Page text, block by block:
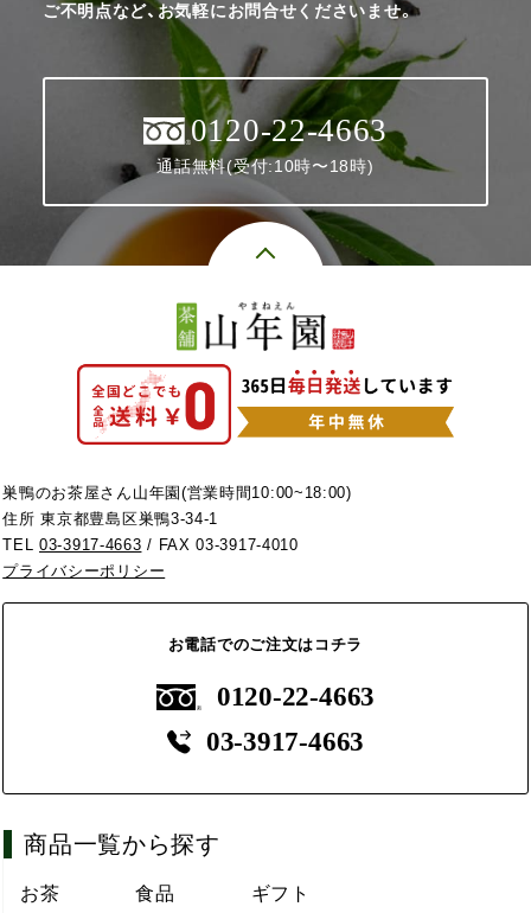
ご不明点など、お気軽にお問合せくださいませ。
0120-22-4663
通話無料(受付:10時〜18時)
巣鴨のお茶屋さん山年園(営業時間10:00~18:00)
住所 東京都豊島区巣鴨3-34-1
TEL03-3917-4663 / FAX 03-3917-4010
プライバシーポリシー
お電話でのご注文はコチラ
0120-22-4663
03-3917-4663
商品一覧から探す
お茶 食品 ギフト